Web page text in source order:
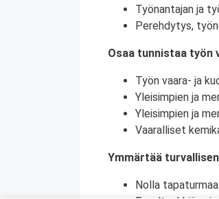
Työnantajan ja
Perehdytys,
Osaa tunnistaa
Työn vaara- ja
Yleisimpien ja
Yleisimpien ja
Vaaralliset
Ymmärtää
Nolla